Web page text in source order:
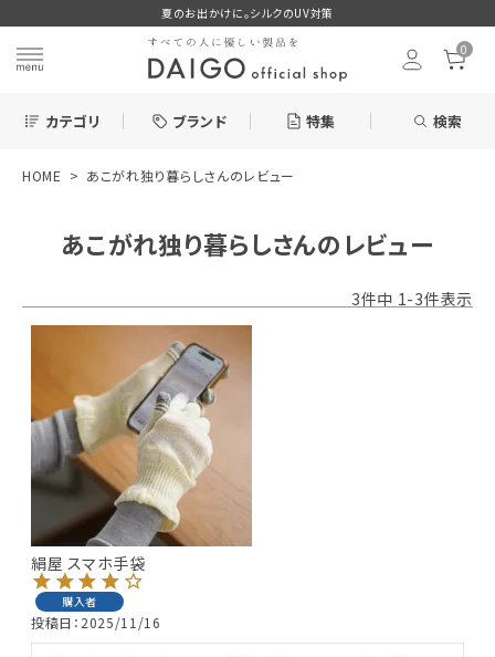
夏のお出かけに。シルクのUV対策
0
カテゴリ ブランド 特集 検索
新着＆再入荷商品
カテゴリーから探す
ギフトを探す
ブランドから探す
特集
HOME あこがれ独り暮らしさんのレビュー
あこがれ独り暮らしさんのレビュー
3件中 1-3件表示
絹屋 スマホ手袋
購入者
投稿日 2025/11/16